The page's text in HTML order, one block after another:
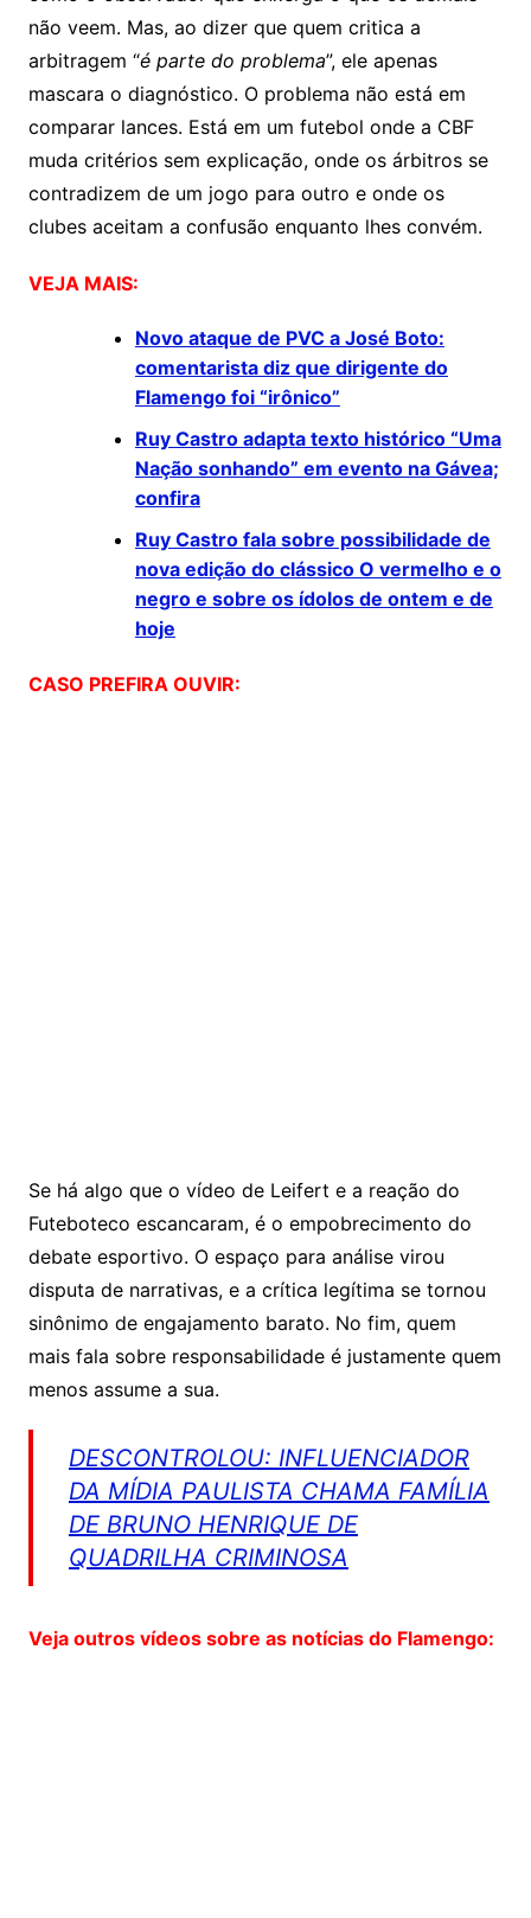
não veem. Mas, ao dizer que quem critica a
arbitragem “é parte do problema”, ele apenas
mascara o diagnóstico. O problema não está em
comparar lances. Está em um futebol onde a CBF
muda critérios sem explicação, onde os árbitros se
contradizem de um jogo para outro e onde os
clubes aceitam a confusão enquanto lhes convém.
VEJA MAIS:
Novo ataque de PVC a José Boto:
comentarista diz que dirigente do
Flamengo foi “irônico”
Ruy Castro adapta texto histórico “Uma
Nação sonhando” em evento na Gávea;
confira
Ruy Castro fala sobre possibilidade de
nova edição do clássico O vermelho e o
negro e sobre os ídolos de ontem e de
hoje
CASO PREFIRA OUVIR:
Se há algo que o vídeo de Leifert e a reação do
Futeboteco escancaram, é o empobrecimento do
debate esportivo. O espaço para análise virou
disputa de narrativas, e a crítica legítima se tornou
sinônimo de engajamento barato. No fim, quem
mais fala sobre responsabilidade é justamente quem
menos assume a sua.
DESCONTROLOU: INFLUENCIADOR
DA MÍDIA PAULISTA CHAMA FAMÍLIA
DE BRUNO HENRIQUE DE
QUADRILHA CRIMINOSA
Veja outros vídeos sobre as notícias do Flamengo: